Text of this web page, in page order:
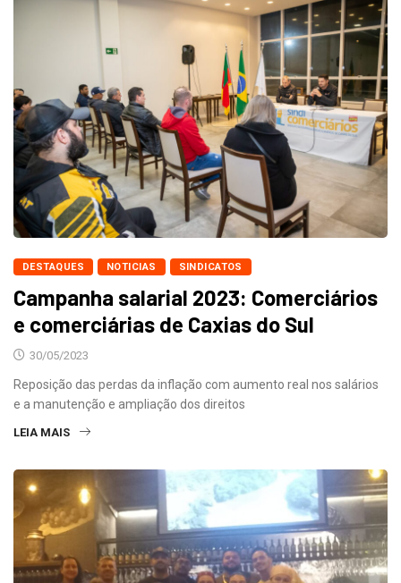
DESTAQUES NOTICIAS SINDICATOS
Campanha salarial 2023: Comerciários
e comerciárias de Caxias do Sul
30/05/2023
Reposição das perdas da inflação com aumento real nos salários
e a manutenção e ampliação dos direitos
LEIA MAIS